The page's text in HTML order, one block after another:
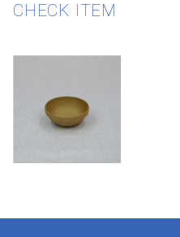
CHECK ITEM